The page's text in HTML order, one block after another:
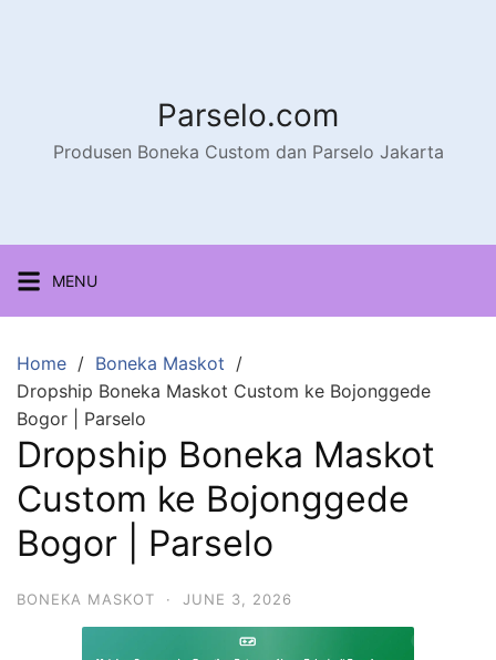
Parselo.com
Produsen Boneka Custom dan Parselo Jakarta
MENU
Home
Boneka Maskot
Dropship Boneka Maskot Custom ke Bojonggede
Bogor | Parselo
Dropship Boneka Maskot
Custom ke Bojonggede
Bogor | Parselo
BONEKA MASKOT · JUNE 3, 2026